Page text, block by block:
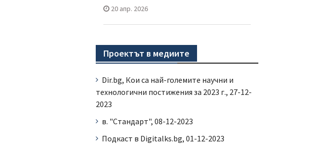
20 апр. 2026
Проектът в медиите
Dir.bg, Кои са най-големите научни и
технологични постижения за 2023 г., 27-12-
2023
в. "Стандарт", 08-12-2023
Подкаст в Digitalks.bg, 01-12-2023